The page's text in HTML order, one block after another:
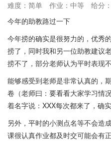
难度：简单
作业：中等 给分
今年的助教路过一下
今年捞的确实是很努力的，优秀
捞了，同时我和另一位助教建议
捞不了，部分老师认为平时表现
能够感受到老师是非常认真的，
卷（老师曰：要看看大家学习情
着名字说：XXX每次都来了，确
另外，平时的小测点名等不会造
课很认真作业都及时交可能会有正